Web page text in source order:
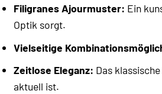
Filigranes Ajourmuster: Ein
Optik sorgt.
Vielseitige
Zeitlose Eleganz: Das
aktuell ist.